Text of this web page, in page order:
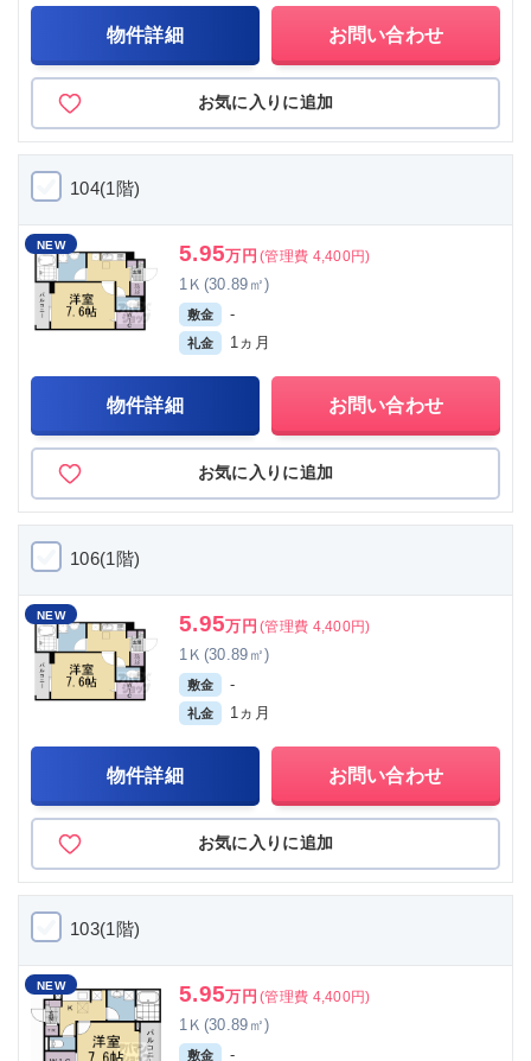
物件詳細 お問い合わせ
お気に入りに追加
104(1階)
NEW 5.95万円 (管理費 4,400円)
1Ｋ(30.89㎡)
敷金 -
礼金 1ヵ月
物件詳細 お問い合わせ
お気に入りに追加
106(1階)
NEW 5.95万円 (管理費 4,400円)
1Ｋ(30.89㎡)
敷金 -
礼金 1ヵ月
物件詳細 お問い合わせ
お気に入りに追加
103(1階)
NEW 5.95万円 (管理費 4,400円)
1Ｋ(30.89㎡)
敷金 -